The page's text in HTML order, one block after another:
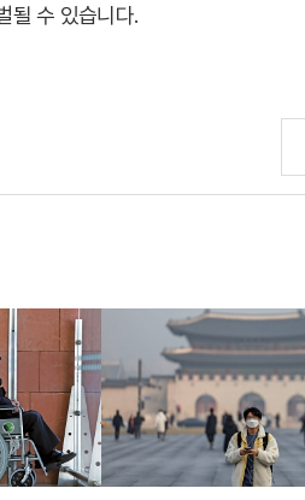
될 수 있습니다.